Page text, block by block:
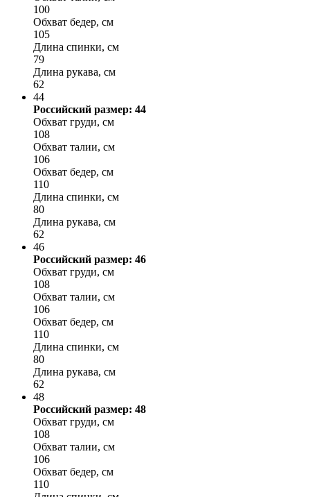
100
Обхват бедер, см
105
Длина спинки, см
79
Длина рукава, см
62
44
Российский размер: 44
Обхват груди, см
108
Обхват талии, см
106
Обхват бедер, см
110
Длина спинки, см
80
Длина рукава, см
62
46
Российский размер: 46
Обхват груди, см
108
Обхват талии, см
106
Обхват бедер, см
110
Длина спинки, см
80
Длина рукава, см
62
48
Российский размер: 48
Обхват груди, см
108
Обхват талии, см
106
Обхват бедер, см
110